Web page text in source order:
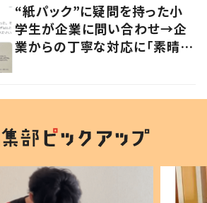
“紙パック”に疑問を持った小
学生が企業に問い合わせ→企
業からの丁寧な対応に「素晴ら